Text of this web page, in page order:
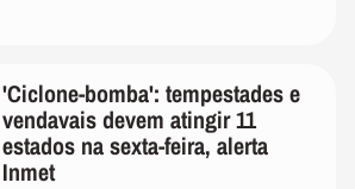
'Ciclone-bomba': tempestades e
vendavais devem atingir 11
estados na sexta-feira, alerta
Inmet